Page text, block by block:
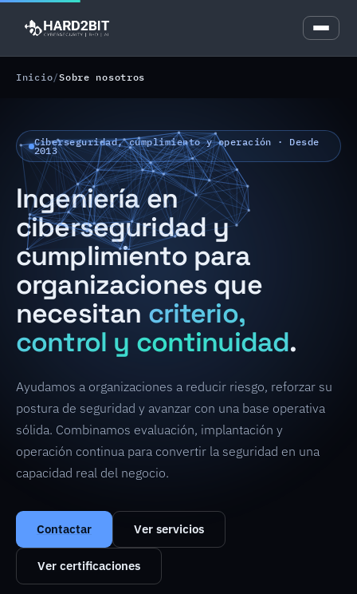
Inicio/Sobre nosotros
Ciberseguridad, cumplimiento y operación · Desde
2013
Ingeniería en
ciberseguridad y
cumplimiento para
organizaciones que
necesitan criterio,
control y continuidad.
Ayudamos a organizaciones a reducir riesgo, reforzar su
postura de seguridad y avanzar con una base operativa
sólida. Combinamos evaluación, implantación y
operación continua para convertir la seguridad en una
capacidad real del negocio.
Contactar Ver servicios
Ver certificaciones